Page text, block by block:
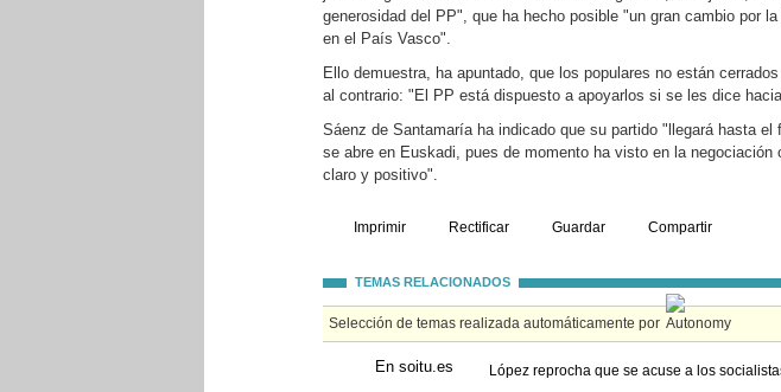
generosidad del PP", que ha hecho posible "un gran cambio por
en el País Vasco".
Ello demuestra, ha apuntado, que los populares no están
al contrario: "El PP está dispuesto a apoyarlos si se les dice
Sáenz de Santamaría ha indicado que su partido "llegará hasta el
se abre en Euskadi, pues de momento ha visto en la negociación
claro y positivo".
Imprimir Rectificar Guardar Compartir
TEMAS RELACIONADOS
Selección de temas realizada automáticamente por
En soitu.es López reprocha que se acuse a los